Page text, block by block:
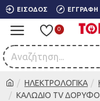
ΕΊΣΟΔΟΣ ΕΓΓΡΑΦΉ
0
ΗΛΕΚΤΡΟΛΟΓΙΚΑ
ΚΑΛΩΔΙΟ TV